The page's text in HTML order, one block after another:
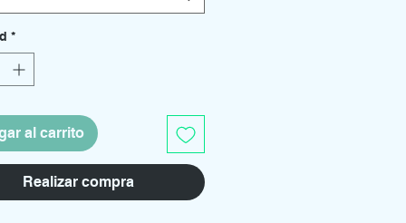
- 300mm x 210mm
x 150mm
and support rod holders
*
al carrito
Realizar compra